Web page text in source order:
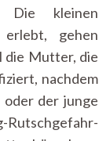
Die kleinen
gehen
die Mutter, die
nachdem
oder der junge